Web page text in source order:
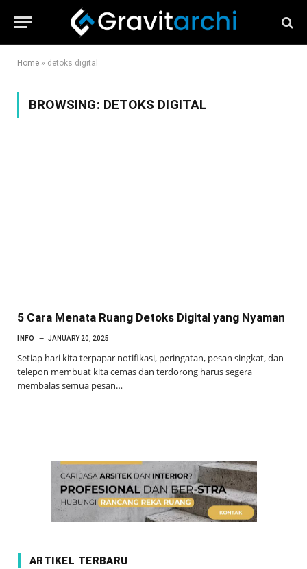
Home » detoks digital
BROWSING: DETOKS DIGITAL
5 Cara Menata Ruang Detoks Digital yang Nyaman
INFO JANUARY 20, 2025
Setiap hari kita terpapar notifikasi, peringatan, pesan singkat, dan
telepon membuat kita cemas dan terdorong harus segera
membalas semua pesan…
ARTIKEL TERBARU